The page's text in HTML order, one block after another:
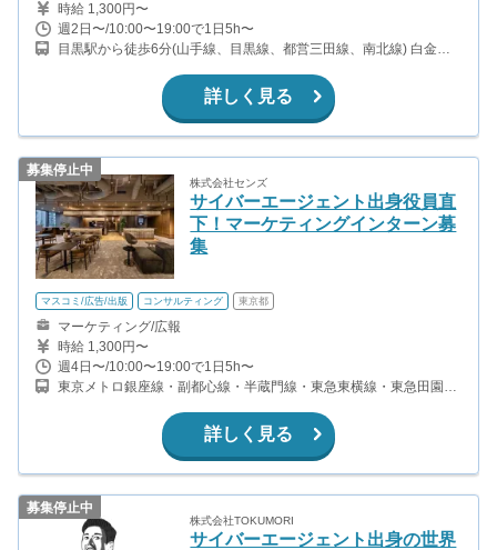
時給 1,300円〜
週2日〜/10:00〜19:00で1日5h〜
目黒駅から徒歩6分(山手線、目黒線、都営三田線、南北線) 白金台
詳しく見る
募集停止中
株式会社センズ
サイバーエージェント出身役員直
下！マーケティングインターン募
集
マスコミ/広告/出版 コンサルティング 東京都
マーケティング/広報
時給 1,300円〜
週4日〜/10:00〜19:00で1日5h〜
東京メトロ銀座線・副都心線・半蔵門線・東急東横線・東急田園都
渋谷駅 中央口 徒歩10分
詳しく見る
募集停止中
株式会社TOKUMORI
サイバーエージェント出身の世界